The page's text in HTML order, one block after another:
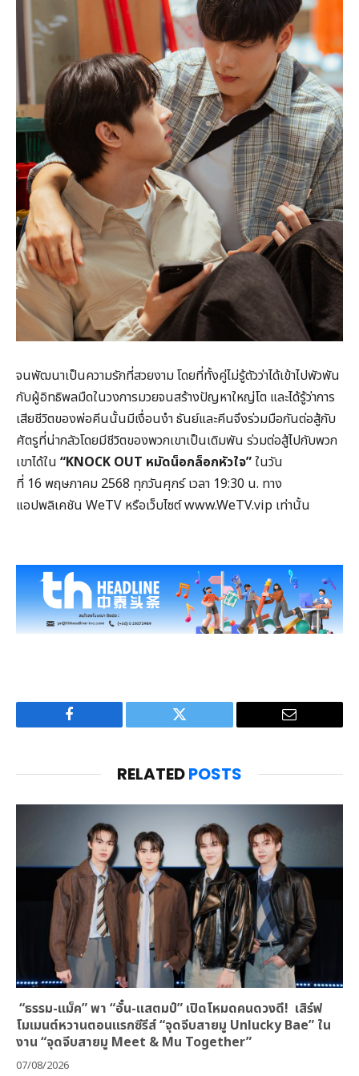
จนพัฒนาเป็นความรักที่สวยงาม โดยที่ทั้งคู่ไม่รู้ตัวว่าได้เข้าไปพัวพัน
กับผู้อิทธิพลมืดในวงการมวยจนสร้างปัญหาใหญ่โต และได้รู้ว่าการ
เสียชีวิตของพ่อคีนนั้นมีเงื่อนงำ ธันย์และคีนจึงร่วมมือกันต่อสู้กับ
ศัตรูที่น่ากลัวโดยมีชีวิตของพวกเขาเป็นเดิมพัน ร่วมต่อสู้ไปกับพวก
เขาได้ใน “KNOCK OUT หมัดน็อกล็อกหัวใจ”ในวัน
ที่ 16 พฤษภาคม 2568 ทุกวันศุกร์ เวลา 19:30 น. ทาง
แอปพลิเคชัน WeTV หรือเว็บไซต์ www.WeTV.vip เท่านั้น
Facebook Twitter Email
RELATEDPOSTS
“ธรรม-แม็ค” พา “อั๋น-แสตมป์” เปิดโหมดคนดวงดี! เสิร์ฟ
โมเมนต์หวานตอนแรกซีรีส์ “จุดจีบสายมู Unlucky Bae” ใน
งาน “จุดจีบสายมู Meet & Mu Together”
07/08/2026